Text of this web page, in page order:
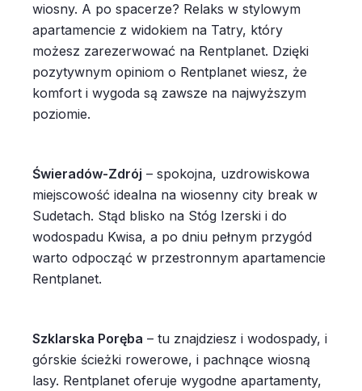
wiosny. A po spacerze? Relaks w stylowym
apartamencie z widokiem na Tatry, który
możesz zarezerwować na Rentplanet. Dzięki
pozytywnym opiniom o Rentplanet wiesz, że
komfort i wygoda są zawsze na najwyższym
poziomie.
Świeradów-Zdrój – spokojna, uzdrowiskowa
miejscowość idealna na wiosenny city break w
Sudetach. Stąd blisko na Stóg Izerski i do
wodospadu Kwisa, a po dniu pełnym przygód
warto odpocząć w przestronnym apartamencie
Rentplanet.
Szklarska Poręba – tu znajdziesz i wodospady, i
górskie ścieżki rowerowe, i pachnące wiosną
lasy. Rentplanet oferuje wygodne apartamenty,